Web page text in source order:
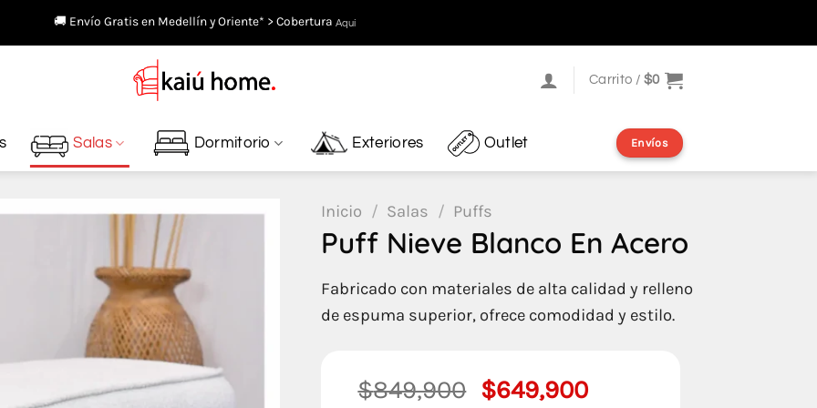
🚚 Envío Gratis en Medellín y Oriente* > Cobertura Aquí
Carrito /$0
Salas Dormitorio Exteriores Outlet Envíos
Inicio / Salas / Puffs
Puff Nieve Blanco En Acero
Fabricado con materiales de alta calidad y relleno
de espuma superior, ofrece comodidad y estilo.
$849,900 El
$649,900El